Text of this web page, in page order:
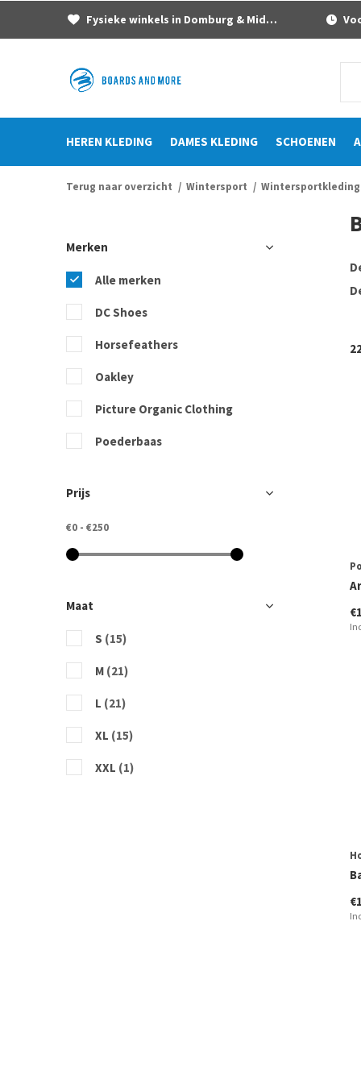
HEREN KLEDING DAMES KLEDING SCHOENEN
Fysieke winkels in Domburg & Middelburg
Terug naar overzicht Wintersport
Merken
Alle merken
DC Shoes
Horsefeathers
Oakley
Picture Organic Clothing
Poederbaas
Prijs
€0 - €250
Maat
S (15)
M (21)
L (21)
XL (15)
XXL (1)